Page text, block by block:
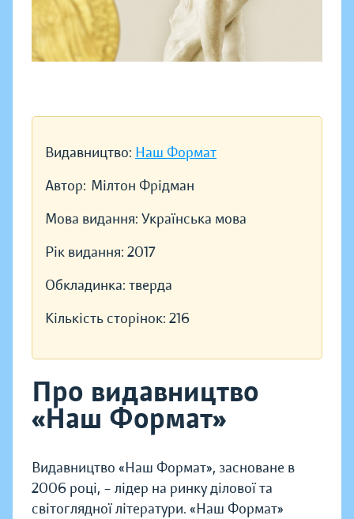
Видавництво: Наш Формат
Автор: Мілтон Фрідман
Мова видання: Українська мова
Рік видання: 2017
Обкладинка: тверда
Кількість сторінок: 216
Про видавництво
«Наш Формат»
Видавництво «Наш Формат», засноване в
2006 році, – лідер на ринку ділової та
світоглядної літератури. «Наш Формат»